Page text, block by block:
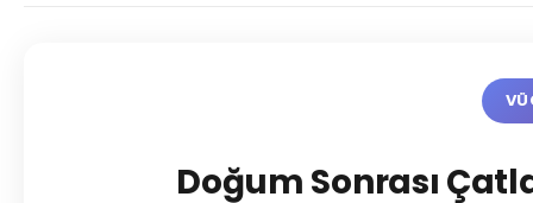
Doğum Sonrası